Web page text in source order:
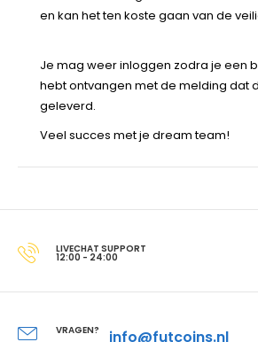
en kan het ten koste gaan van de
Je mag weer inloggen zodra je een
hebt ontvangen met de melding dat
geleverd.
Veel succes met je dream team!
LIVECHAT SUPPORT
12:00 - 24:00
VRAGEN? info@futcoins.nl